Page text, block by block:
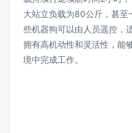
大站立负载为80公斤，甚至
些机器狗可以由人员遥控，
拥有高机动性和灵活性，能
境中完成工作。